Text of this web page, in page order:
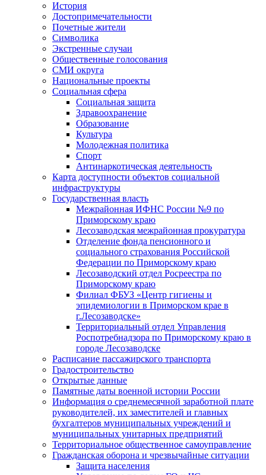
История
Достопримечательности
Почетные жители
Символика
Экстренные случаи
Общественные голосования
СМИ округа
Национальные проекты
Социальная сфера
Социальная защита
Здравоохранение
Образование
Культура
Молодежная политика
Спорт
Антинаркотическая деятельность
Карта доступности объектов социальной
инфраструктуры
Государственная власть
Межрайонная ИФНС России №9 по
Приморскому краю
Лесозаводская межрайонная прокуратура
Отделение фонда пенсионного и
социального страхования Российской
Федерации по Приморскому краю
Лесозаводский отдел Росреестра по
Приморскому краю
Филиал ФБУЗ «Центр гигиены и
эпидемиологии в Приморском крае в
г.Лесозаводске»
Территориальный отдел Управления
Роспотребнадзора по Приморскому краю в
городе Лесозаводске
Расписание пассажирского транспорта
Градостроительство
Открытые данные
Памятные даты военной истории России
Информация о среднемесячной заработной плате
руководителей, их заместителей и главных
бухгалтеров муниципальных учреждений и
муниципальных унитарных предприятий
Территориальное общественное самоуправление
Гражданская оборона и чрезвычайные ситуации
Защита населения